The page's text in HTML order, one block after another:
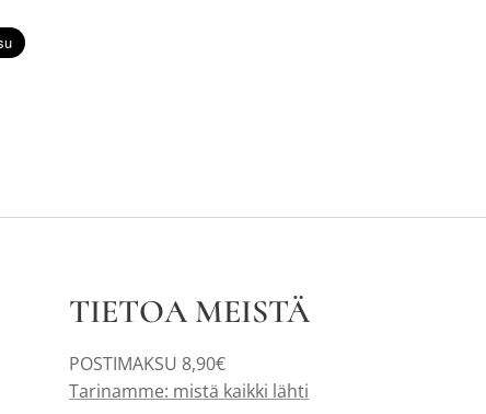
TIETOA MEISTÄ
POSTIMAKSU 8,90€
Tarinamme: mistä kaikki lähti